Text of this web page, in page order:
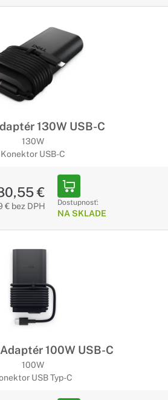
130W USB-C
130W
Konektor USB-C
€
€ bez DPH Dostupnosť:
NA SKLADE
100W USB-C
100W
USB Typ-C